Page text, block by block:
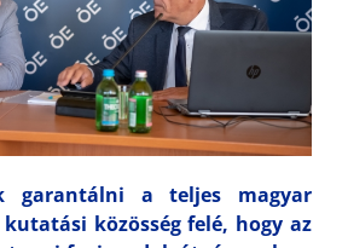
garantálni a teljes magyar
közösség felé, hogy az